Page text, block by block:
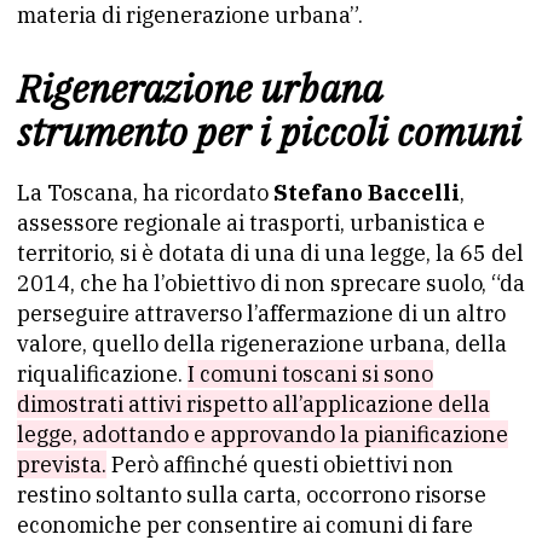
materia di rigenerazione urbana”.
Rigenerazione urbana
strumento per i piccoli comuni
La Toscana, ha ricordato Stefano Baccelli,
assessore regionale ai trasporti, urbanistica e
territorio, si è dotata di una di una legge, la 65 del
2014, che ha l’obiettivo di non sprecare suolo, “da
perseguire attraverso l’affermazione di un altro
valore, quello della rigenerazione urbana, della
riqualificazione. I comuni toscani si sono
dimostrati attivi rispetto all’applicazione della
legge, adottando e approvando la pianificazione
prevista. Però affinché questi obiettivi non
restino soltanto sulla carta, occorrono risorse
economiche per consentire ai comuni di fare